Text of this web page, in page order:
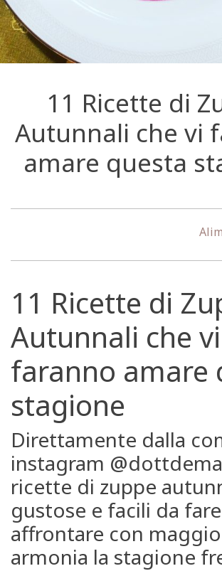
11 Ricette di
Autunnali che vi
amare questa
11 Ricette di
Autunnali che vi
faranno amare
stagione
Direttamente dalla
instagram
ricette di zuppe
gustose e facili da
affrontare con
armonia la stagione